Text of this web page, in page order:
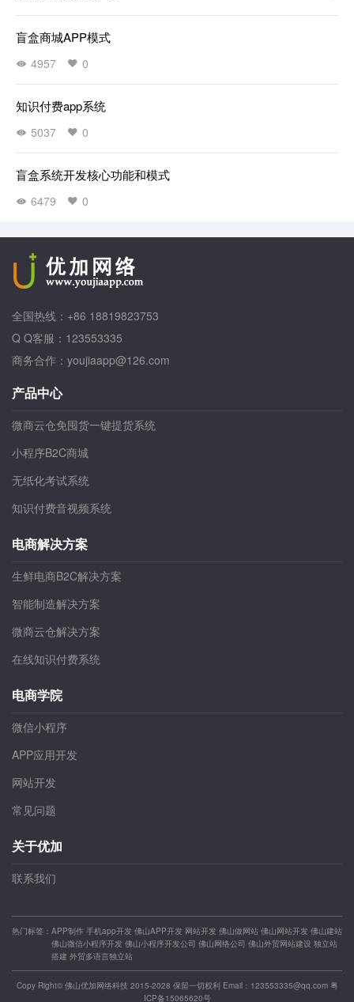
盲盒商城APP模式
4957 0
知识付费app系统
5037 0
盲盒系统开发核心功能和模式
6479 0
全国热线：+86 18819823753
Q Q客服：123553335
商务合作：youjiaapp@126.com
产品中心
微商云仓免囤货一键提货系统
小程序B2C商城
无纸化考试系统
知识付费音视频系统
电商解决方案
生鲜电商B2C解决方案
智能制造解决方案
微商云仓解决方案
在线知识付费系统
电商学院
微信小程序
APP应用开发
网站开发
常见问题
关于优加
联系我们
热门标签： APP制作 手机app开发 佛山APP开发 网站开发 佛山做网站 佛山网站开发 佛山建站
佛山微信小程序开发 佛山小程序开发公司 佛山网络公司 佛山外贸网站建设 独立站
搭建 外贸多语言独立站
Copy Right© 佛山优加网络科技 2015-2028 保留一切权利 Email：123553335@qq.com 粤
ICP备15065620号